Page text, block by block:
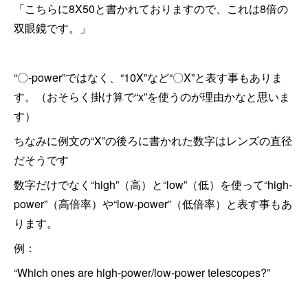
「こちらに8X50と書かれておりますので、これは8倍の
双眼鏡です。」
“〇-power”ではなく、“10X”など“〇X”と表す事もありま
す。（おそらく掛け算で“x”を使うのが理由かなと思いま
す）
ちなみに例文の“X”の後ろに書かれた数字はレンズの直径
だそうです
数字だけでなく“high”（高）と“low”（低）を使って“high-
power”（高倍率）や“low-power”（低倍率）と表す事もあ
ります。
例：
“Which ones are high-power/low-power telescopes?”